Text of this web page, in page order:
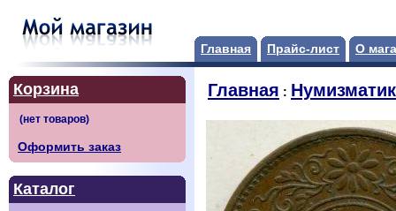
Главная Прайс-лист О
Корзина
Оформить заказ
Каталог
Главная :